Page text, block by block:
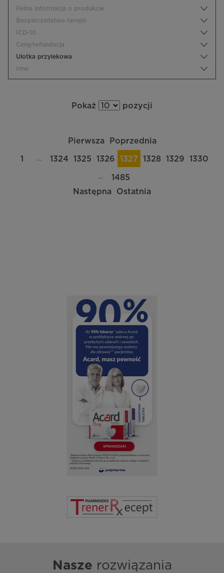
Pełna informacja o produkcie
Bezpieczeństwo terapii
ICD-10
Ceny/refundacja
Ulotka przylekowa
Inne
Pokaż pozycji
Pierwsza Poprzednia
1 … 1324 1325 1326 1327 1328 1329 1330
…
1485
Następna
Ostatnia
Nasze rozwiązania